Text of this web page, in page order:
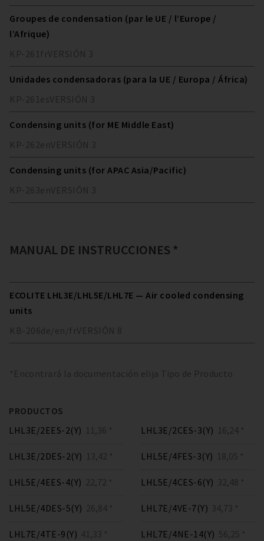
Groupes de condensation (par le UE / l’Europe /
l’Afrique)
KP-261fr VERSIÓN 3
Unidades condensadoras (para la UE / Europa / África)
KP-261esVERSIÓN 3
Condensing units (for ME Middle East)
KP-262enVERSIÓN 3
Condensing units (for APAC Asia/Pacific)
KP-263enVERSIÓN 3
MANUAL DE INSTRUCCIONES *
ECOLITE LHL3E/LHL5E/LHL7E — Air cooled condensing
units
KB-206de/en/fr VERSIÓN 8
*Encontrará la documentación elija Tipo de Producto
PRODUCTOS
LHL3E/2EES-2(Y) 11,36 *
LHL3E/2DES-2(Y) 13,42 *
LHL3E/2CES-3(Y) 16,24 *
LHL5E/4FES-3(Y) 18,05 *
LHL5E/4EES-4(Y) 22,72 *
LHL5E/4DES-5(Y) 26,84 *
LHL5E/4CES-6(Y) 32,48 *
LHL7E/4VE-7(Y) 34,73 *
LHL7E/4TE-9(Y) 41,33 * LHL7E/4NE-14(Y) 56,25 *